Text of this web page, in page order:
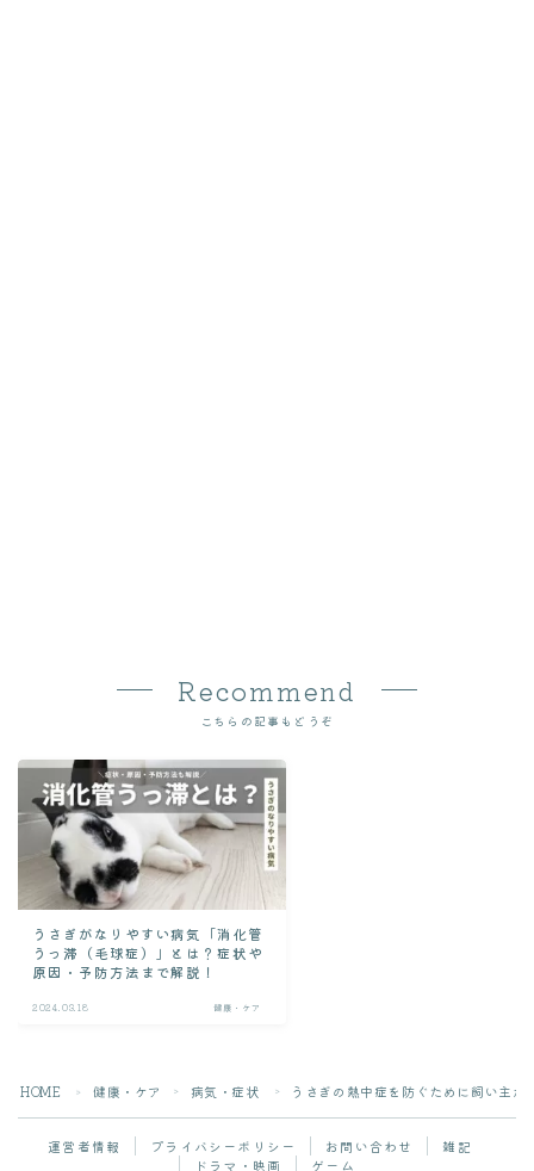
Recommend
こちらの記事もどうぞ
うさぎがなりやすい病気「消化管
うっ滞（毛球症）」とは？症状や
原因・予防方法まで解説！
2024.03.18 健康・ケア
HOME ＞ 健康・ケア ＞ 病気・症状 ＞ うさぎの熱中症を防ぐために飼い主
運営者情報 プライバシーポリシー お問い合わせ
雑記
ドラマ・映画
ゲーム